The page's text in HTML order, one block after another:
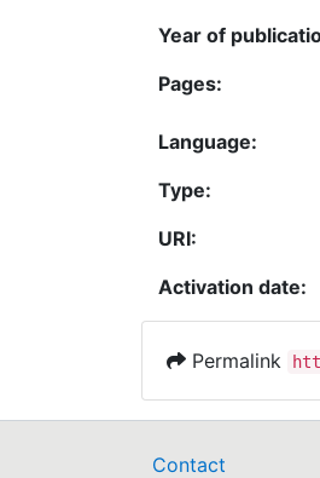
Year of
Pages:
Language:
Type:
URI:
Activation date:
Permalink
Contact